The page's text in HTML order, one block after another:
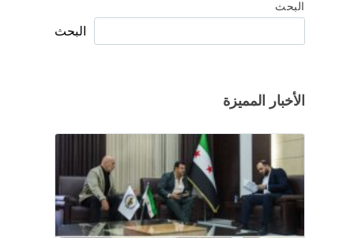
البحث
البحث
الأخبار المميزة